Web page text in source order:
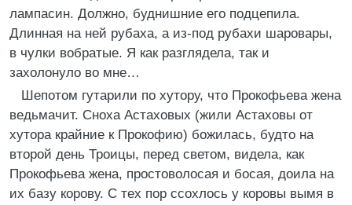
лампасин. Должно, буднишние его подцепила.
Длинная на ней рубаха, а из-под рубахи шаровары,
в чулки вобратые. Я как разглядела, так и
захолонуло во мне…
Шепотом гутарили по хутору, что Прокофьева жена
ведьмачит. Сноха Астаховых (жили Астаховы от
хутора крайние к Прокофию) божилась, будто на
второй день Троицы, перед светом, видела, как
Прокофьева жена, простоволосая и босая, доила на
их базу корову. С тех пор ссохлось у коровы вымя в